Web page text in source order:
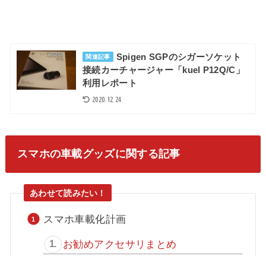
関連記事
Spigen SGPのシガーソケット
接続カーチャージャー「kuel P12Q/C」
利用レポート
2020.12.24
スマホの車載グッズに関する記事
スマホ車載化計画
お勧めアクセサリまとめ